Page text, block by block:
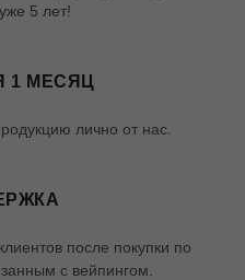
5 лет!
1 МЕСЯЦ
лично от нас.
после покупки по
с вейпингом.